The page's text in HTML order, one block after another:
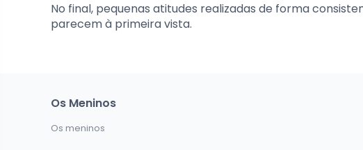
No final, pequenas atitudes realizadas de forma
parecem à primeira vista.
Os Meninos
Os meninos